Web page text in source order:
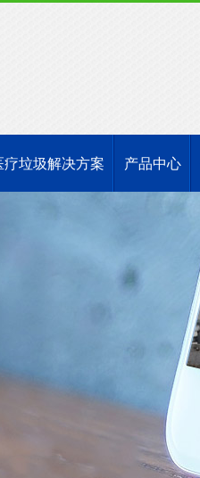
疗垃圾解决方案 产品中心